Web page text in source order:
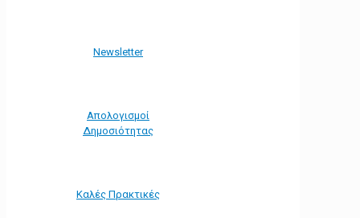
Νewsletter
Απολογισμοί
Δημοσιότητας
Καλές Πρακτικές